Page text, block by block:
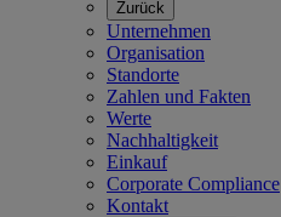
Zurück
Unternehmen
Organisation
Standorte
Zahlen und Fakten
Werte
Nachhaltigkeit
Einkauf
Corporate Compliance
Kontakt